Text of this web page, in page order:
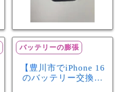
バッテリーの膨張
【豊川市でiPhone 16
のバッテリー交換な